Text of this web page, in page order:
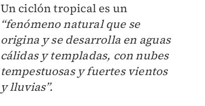
Un ciclón tropical es un
“fenómeno natural que se
origina y se desarrolla en aguas
cálidas y templadas, con nubes
tempestuosas y fuertes vientos
y lluvias”.